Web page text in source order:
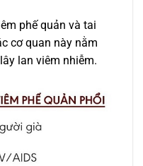
phế quản và tai
cơ quan này nằm
lan viêm nhiễm.